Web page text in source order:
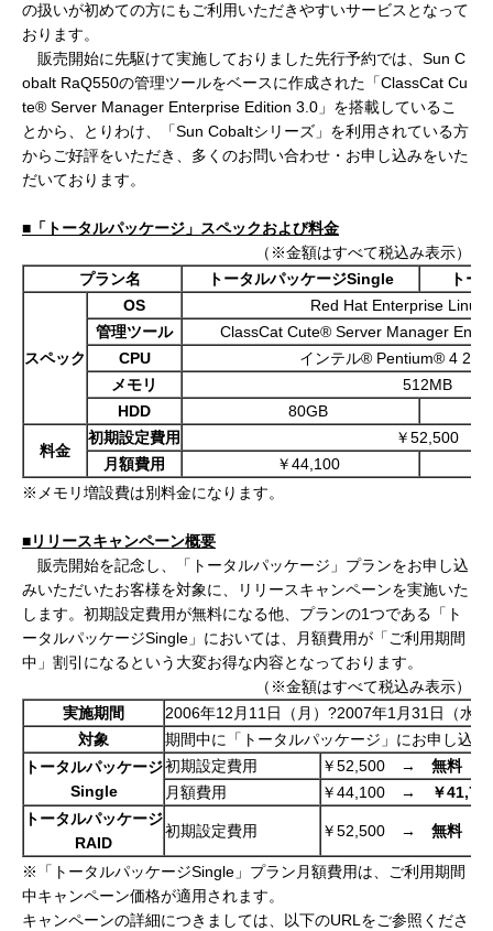
の扱いが初めての方にもご利用いただきやすいサービスとなって
おります。
販売開始に先駆けて実施しておりました先行予約では、Sun C
obalt RaQ550の管理ツールをベースに作成された「ClassCat Cu
te® Server Manager Enterprise Edition 3.0」を搭載しているこ
とから、とりわけ、「Sun Cobaltシリーズ」を利用されている方
からご好評をいただき、多くのお問い合わせ・お申し込みをいた
だいております。
■「トータルパッケージ」スペックおよび料金
（※金額はすべて税込み表示）
プラン名
トータルパッケージSingle トー
スペック
OS
Red Hat Enterprise Linux
管理ツール
ClassCat Cute® Server Manager
CPU
インテル® Pentium® 4
メモリ
512MB
HDD
80GB
料金
初期設定費用
￥52,500
月額費用
￥44,100
※メモリ増設費は別料金になります。
■リリースキャンペーン概要
販売開始を記念し、「トータルパッケージ」プランをお申し込
みいただいたお客様を対象に、リリースキャンペーンを実施いた
します。初期設定費用が無料になる他、プランの1つである「ト
ータルパッケージSingle」においては、月額費用が「ご利用期間
中」割引になるという大変お得な内容となっております。
（※金額はすべて税込み表示）
実施期間
2006年12月11日（月）?2007年1月31日（水
対象
期間中に「トータルパッケージ」にお申し込
トータルパッケージ
Single
初期設定費用 ￥52,500 → 無料
月額費用
￥44,100 → ￥
トータルパッケージ
RAID
初期設定費用 ￥52,500 → 無料
※「トータルパッケージSingle」プラン月額費用は、ご利用期間
中キャンペーン価格が適用されます。
キャンペーンの詳細につきましては、以下のURLをご参照くださ